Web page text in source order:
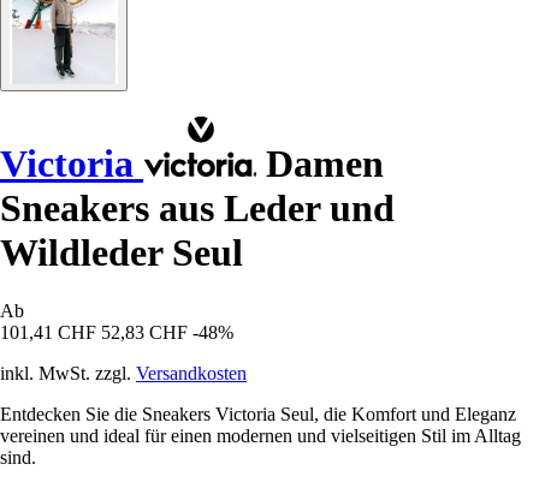
Victoria
Damen
Sneakers aus Leder und
Wildleder Seul
Ab
101,41 CHF 52,83 CHF -48%
inkl. MwSt. zzgl. Versandkosten
Entdecken Sie die Sneakers Victoria Seul, die Komfort und Eleganz
vereinen und ideal für einen modernen und vielseitigen Stil im Alltag
sind.